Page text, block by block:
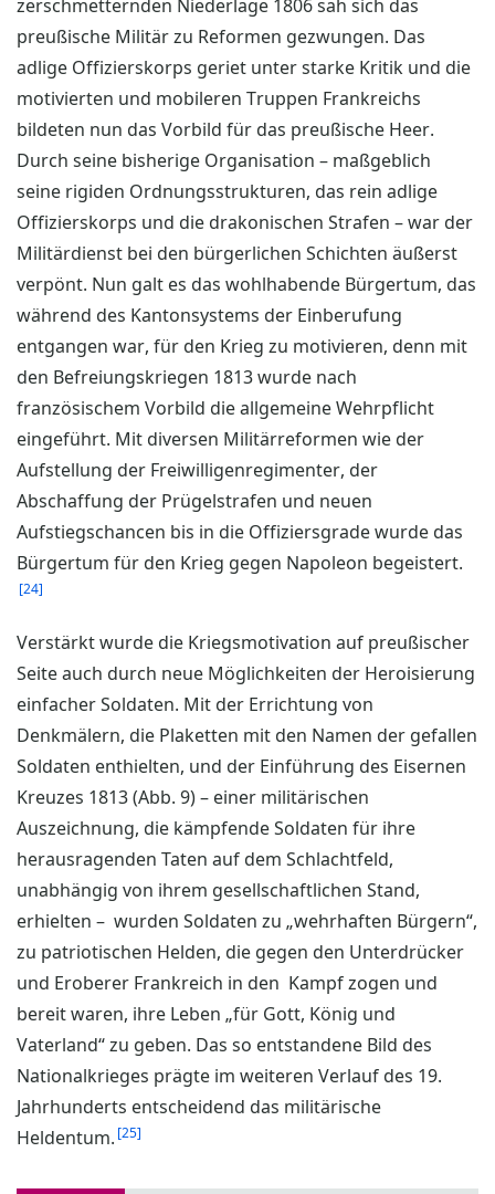
zerschmetternden Niederlage 1806 sah sich das
preußische Militär zu Reformen gezwungen. Das
adlige Offizierskorps geriet unter starke Kritik und die
motivierten und mobileren Truppen Frankreichs
bildeten nun das Vorbild für das preußische Heer.
Durch seine bisherige Organisation – maßgeblich
seine rigiden Ordnungsstrukturen, das rein adlige
Offizierskorps und die drakonischen Strafen – war der
Militärdienst bei den bürgerlichen Schichten äußerst
verpönt. Nun galt es das wohlhabende Bürgertum, das
während des Kantonsystems der Einberufung
entgangen war, für den Krieg zu motivieren, denn mit
den Befreiungskriegen 1813 wurde nach
französischem Vorbild die allgemeine Wehrpflicht
eingeführt. Mit diversen Militärreformen wie der
Aufstellung der Freiwilligenregimenter, der
Abschaffung der Prügelstrafen und neuen
Aufstiegschancen bis in die Offiziersgrade wurde das
Bürgertum für den Krieg gegen Napoleon begeistert.
24
Verstärkt wurde die Kriegsmotivation auf preußischer
Seite auch durch neue Möglichkeiten der Heroisierung
einfacher Soldaten. Mit der Errichtung von
Denkmälern, die Plaketten mit den Namen der gefallen
Soldaten enthielten, und der Einführung des Eisernen
Kreuzes 1813 (Abb. 9) – einer militärischen
Auszeichnung, die kämpfende Soldaten für ihre
herausragenden Taten auf dem Schlachtfeld,
unabhängig von ihrem gesellschaftlichen Stand,
erhielten – wurden Soldaten zu „wehrhaften Bürgern“,
zu patriotischen Helden, die gegen den Unterdrücker
und Eroberer Frankreich in den Kampf zogen und
bereit waren, ihre Leben „für Gott, König und
Vaterland“ zu geben. Das so entstandene Bild des
Nationalkrieges prägte im weiteren Verlauf des 19.
Jahrhunderts entscheidend das militärische
Heldentum. 25